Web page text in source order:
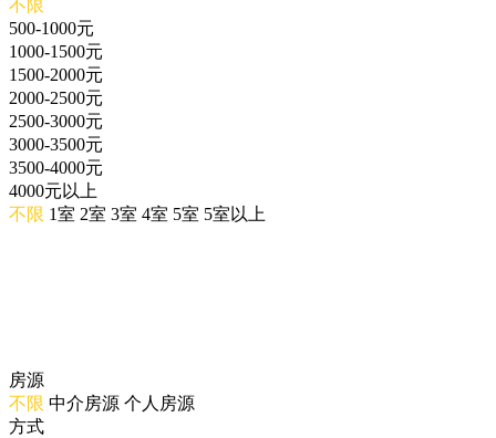
不限
500-1000元
1000-1500元
1500-2000元
2000-2500元
2500-3000元
3000-3500元
3500-4000元
4000元以上
不限 1室 2室 3室 4室 5室 5室以上
房源
不限 中介房源 个人房源
方式